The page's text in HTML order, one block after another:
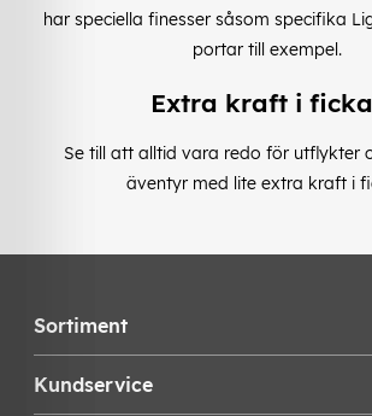
har speciella finesser såsom specifika
portar till exempel.
Extra kraft i
Se till att alltid vara redo för utflykter
äventyr med lite extra kraft i
Sortiment
Kundservice